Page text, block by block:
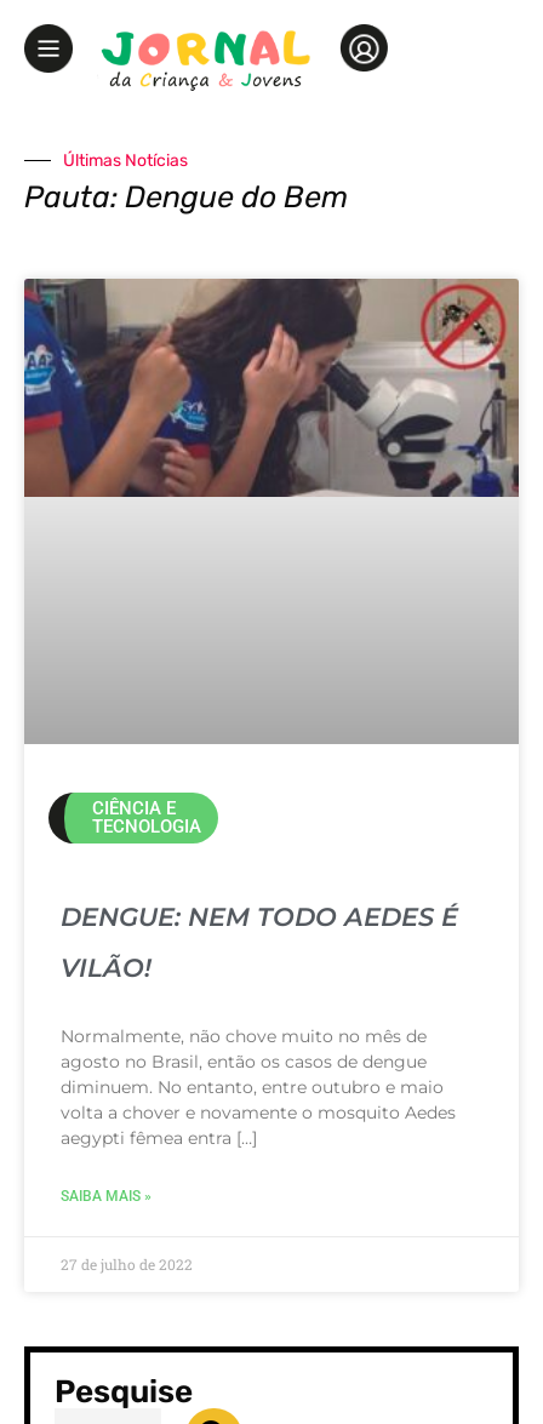
Últimas Notícias
Pauta: Dengue do Bem
CIÊNCIA E
TECNOLOGIA
DENGUE: NEM TODO AEDES É
VILÃO!
Normalmente, não chove muito no mês de
agosto no Brasil, então os casos de dengue
diminuem. No entanto, entre outubro e maio
volta a chover e novamente o mosquito Aedes
aegypti fêmea entra […]
SAIBA MAIS »
27 de julho de 2022
Pesquise